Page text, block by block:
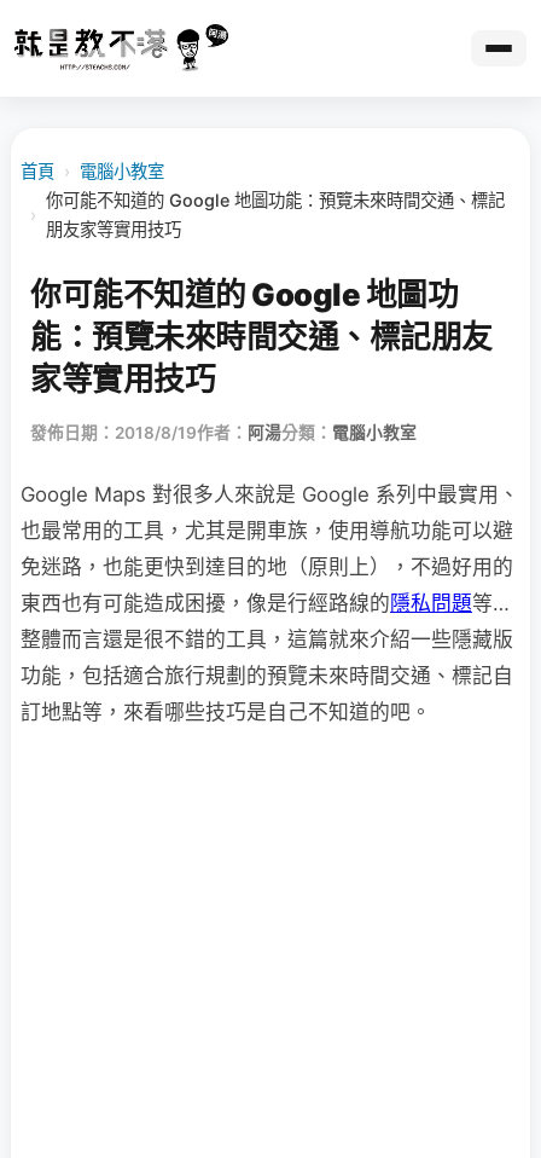
首頁 › 電腦小教室
›
你可能不知道的 Google 地圖功能：預覽未來時間交通、標記
朋友家等實用技巧
你可能不知道的 Google 地圖功
能：預覽未來時間交通、標記朋友
家等實用技巧
發佈日期：2018/8/19作者： 阿湯分類： 電腦小教室
Google Maps 對很多人來說是 Google 系列中最實用、
也最常用的工具，尤其是開車族，使用導航功能可以避
免迷路，也能更快到達目的地（原則上），不過好用的
東西也有可能造成困擾，像是行經路線的隱私問題等…
整體而言還是很不錯的工具，這篇就來介紹一些隱藏版
功能，包括適合旅行規劃的預覽未來時間交通、標記自
訂地點等，來看哪些技巧是自己不知道的吧。